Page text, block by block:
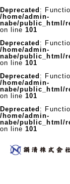
Deprecated :
/home/admin-
nabe/public_html/
on line101
Deprecated :
/home/admin-
nabe/public_html/
on line101
Deprecated :
/home/admin-
nabe/public_html/
on line101
Deprecated :
/home/admin-
nabe/public_html/
on line101